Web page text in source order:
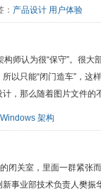
产品设计 用户体验
师认为很“保守”。很大
以只能“闭门造车”，这
，那么随着图片文件的
Windows 架构
闭关室，里面一群紧张
事业部技术负责人樊振